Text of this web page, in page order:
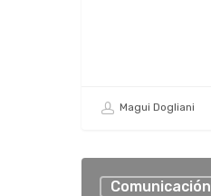
Magui Dogliani
Comunicación